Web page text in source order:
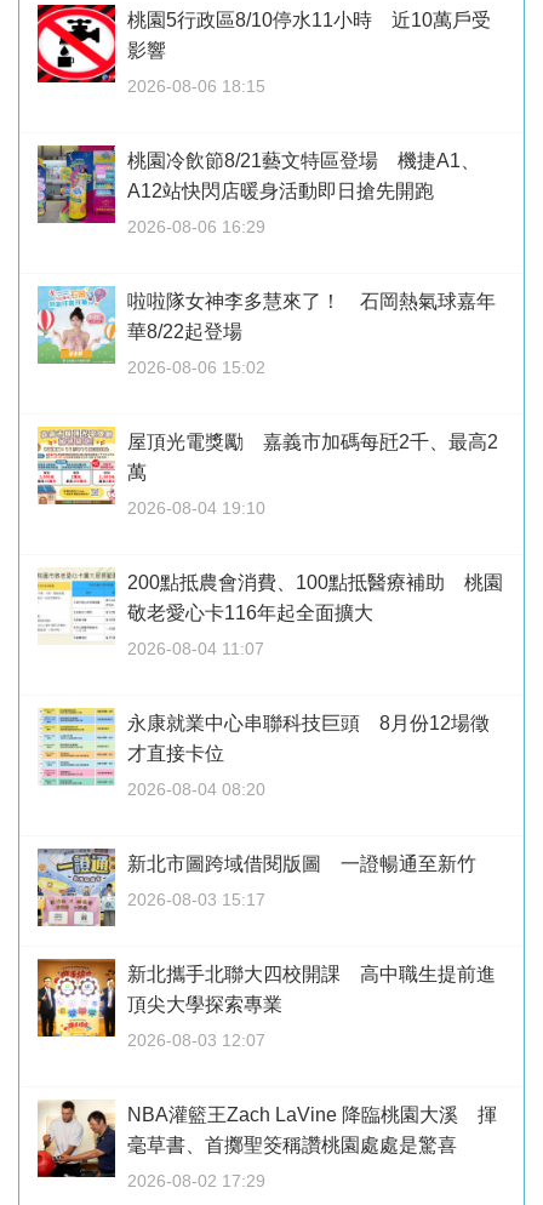
桃園5行政區8/10停水11小時 近10萬戶受
影響
2026-08-06 18:15
桃園冷飲節8/21藝文特區登場 機捷A1、
A12站快閃店暖身活動即日搶先開跑
2026-08-06 16:29
啦啦隊女神李多慧來了！ 石岡熱氣球嘉年
華8/22起登場
2026-08-06 15:02
屋頂光電獎勵 嘉義市加碼每瓩2千、最高2
萬
2026-08-04 19:10
200點抵農會消費、100點抵醫療補助 桃園
敬老愛心卡116年起全面擴大
2026-08-04 11:07
永康就業中心串聯科技巨頭 8月份12場徵
才直接卡位
2026-08-04 08:20
新北市圖跨域借閱版圖 一證暢通至新竹
2026-08-03 15:17
新北攜手北聯大四校開課 高中職生提前進
頂尖大學探索專業
2026-08-03 12:07
NBA灌籃王Zach LaVine 降臨桃園大溪 揮
毫草書、首擲聖筊稱讚桃園處處是驚喜
2026-08-02 17:29